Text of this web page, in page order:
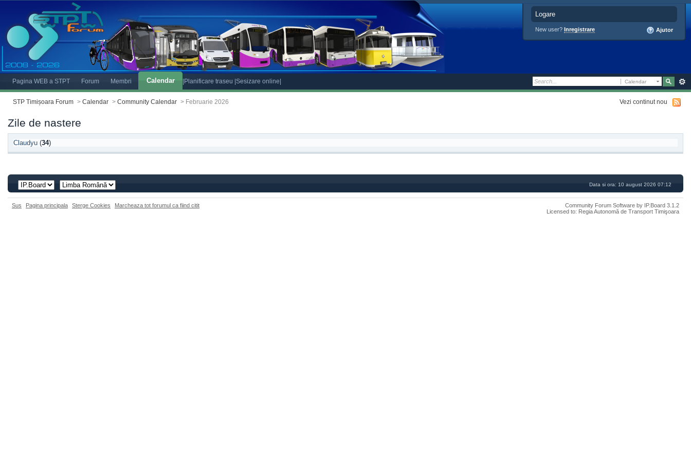
Logare
New user? Inregistrare Ajutor
Calendar
Pagina WEB a STPT Forum Membri Calendar |Planificare traseu |Sesizare online|
STP Timișoara Forum > Calendar > Community Calendar > Februarie 2026 Vezi continut nou
Zile de nastere
Claudyu (34)
Data si ora: 10 august 2026 07:12
Sus Pagina principala Sterge Cookies Marcheaza tot forumul ca fiind citit
Community Forum Software by IP.Board 3.1.2
Licensed to: Regia Autonomă de Transport Timişoara